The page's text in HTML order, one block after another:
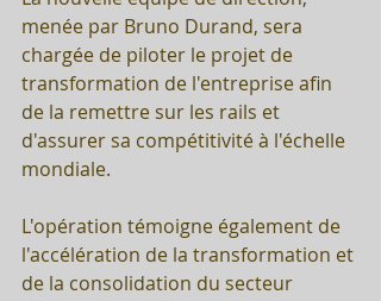
menée par Bruno Durand, sera
chargée de piloter le projet de
transformation de l'entreprise afin
de la remettre sur les rails et
d'assurer sa compétitivité à l'échelle
mondiale.
L'opération témoigne également de
l'accélération de la transformation et
de la consolidation du secteur